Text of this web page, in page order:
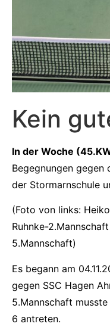
Kein
In der Woche
Begegnungen gegen
der Stormarnschule
(Foto von links:
Ruhnke-
5.Mannschaft)
Es begann am
gegen SSC Hagen
5.Mannschaft
6 antreten.